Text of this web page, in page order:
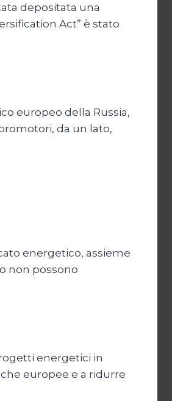
depositata una
Act” è stato
europeo della Russia,
da un lato,
energetico, assieme
non possono
energetici in
europee e a ridurre